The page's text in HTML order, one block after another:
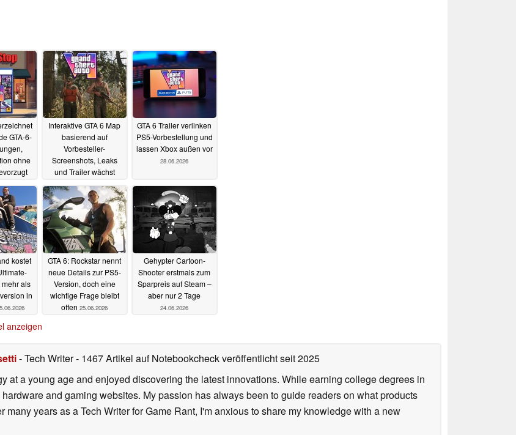
GTA-6-
ohne
Interaktive GTA 6 Map
basierend auf
Vorbesteller-
Screenshots, Leaks
und Trailer wächst
29.06.2026
GTA 6 Trailer verlinken
PS5-Vorbestellung und
lassen Xbox außen vor
28.06.2026
kostet
als
in
GTA 6: Rockstar nennt
neue Details zur PS5-
Version, doch eine
wichtige Frage bleibt
offen 25.06.2026
Gehypter Cartoon-
Shooter erstmals zum
Sparpreis auf Steam –
aber nur 2 Tage
24.06.2026
anzeigen
- Tech Writer- 1467 Artikel auf Notebookcheck veröffentlichtseit 2025
at a young age and enjoyed discovering the latest innovations. While earning college degrees in
and gaming websites. My passion has always been to guide readers on what products
many years as a Tech Writer for Game Rant, I'm anxious to share my knowledge with a new